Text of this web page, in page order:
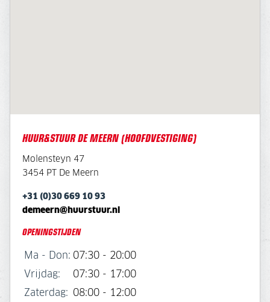
HUUR&STUUR DE MEERN (HOOFDVESTIGING)
Molensteyn 47
3454 PT De Meern
+31 (0)30 669 10 93
demeern@huurstuur.nl
OPENINGSTIJDEN
Ma - Don: 07:30 - 20:00
Vrijdag:
07:30 - 17:00
Zaterdag:
08:00 - 12:00